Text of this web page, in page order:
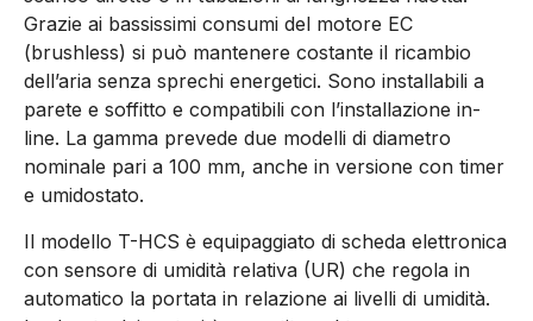
Grazie ai bassissimi consumi del motore EC
(brushless) si può mantenere costante il ricambio
dell’aria senza sprechi energetici. Sono installabili a
parete e soffitto e compatibili con l’installazione in-
line. La gamma prevede due modelli di diametro
nominale pari a 100 mm, anche in versione con timer
e umidostato.
Il modello T-HCS è equipaggiato di scheda elettronica
con sensore di umidità relativa (UR) che regola in
automatico la portata in relazione ai livelli di umidità.